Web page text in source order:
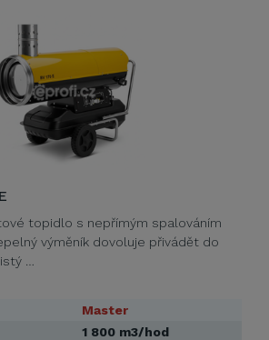
topidlo s nepřímým spalováním
výměník dovoluje přivádět do
…
Master
1 800 m3/hod